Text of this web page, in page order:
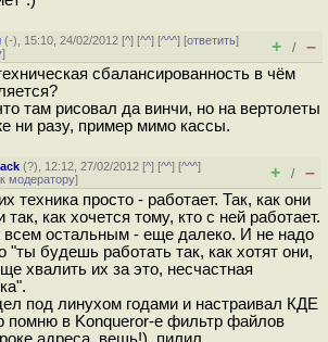
(-), 15:10, 24/02/2012 [^] [^^] [^^^] [ответить]
] + / –
сбалансированность в чём
там рисовал да винчи, но на вертолеты
ни разу, пример мимо кассы.
(?), 12:12, 27/02/2012 [^] [^^] [^^^]
к модератору] + / –
техника просто - работает. Так, как они
так, как хочется тому, кто с ней работает.
всем остальным - еще далеко. И не надо
"ты будешь работать так, как хотят они,
хвалить их за это, несчастная
под линухом годами и настраивал КДЕ
помню в Konqueror-е фильтр файлов